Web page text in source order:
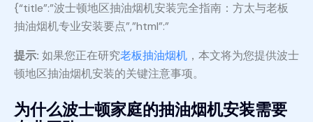
{“title”:”波士顿地区抽油烟机安装完全指南：方太与老板
抽油烟机专业安装要点”,”html”:”
提示: 如果您正在研究老板抽油烟机 ，本文将为您提供波士
顿地区抽油烟机安装的关键注意事项。
为什么波士顿家庭的抽油烟机安装需要